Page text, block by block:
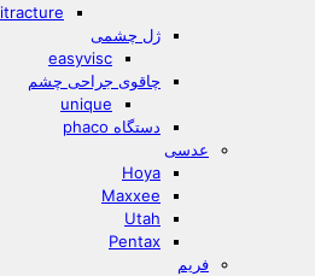
ژل چشمی
easyvisc
چاقوی جراحی چشم
unique
دستگاه phaco
عدسی
Hoya
Maxxee
Utah
Pentax
فریم